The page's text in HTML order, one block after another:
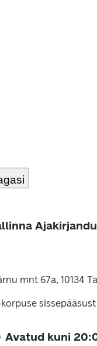
mnt 67a, 10134
Avatud kuni